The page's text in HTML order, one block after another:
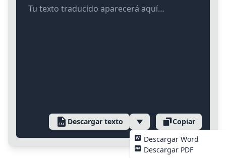
Tu texto traducido aparecerá aquí…
Descargar texto
Descargar Word
Descargar PDF
Copiar